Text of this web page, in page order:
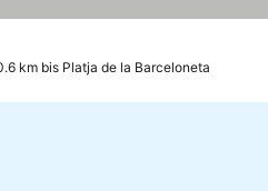
km bis Platja de la Barceloneta